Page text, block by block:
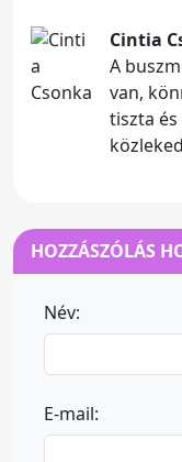
Cintia
A
van,
tiszta és
HOZZÁSZÓLÁS
Név:
E-mail: